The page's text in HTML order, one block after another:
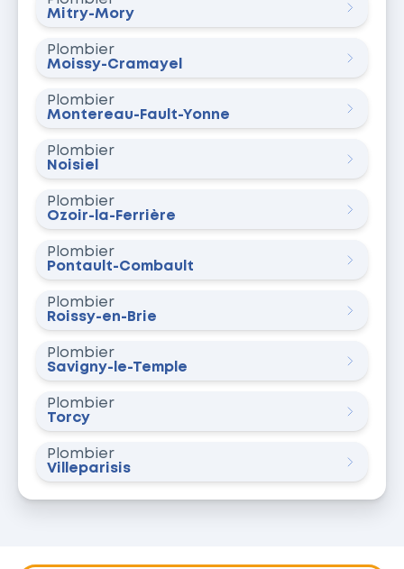
Mitry-Mory
Plombier
Moissy-Cramayel
Plombier
Montereau-Fault-Yonne
Plombier
Noisiel
Plombier
Ozoir-la-Ferrière
Plombier
Pontault-Combault
Plombier
Roissy-en-Brie
Plombier
Savigny-le-Temple
Plombier
Torcy
Plombier
Villeparisis